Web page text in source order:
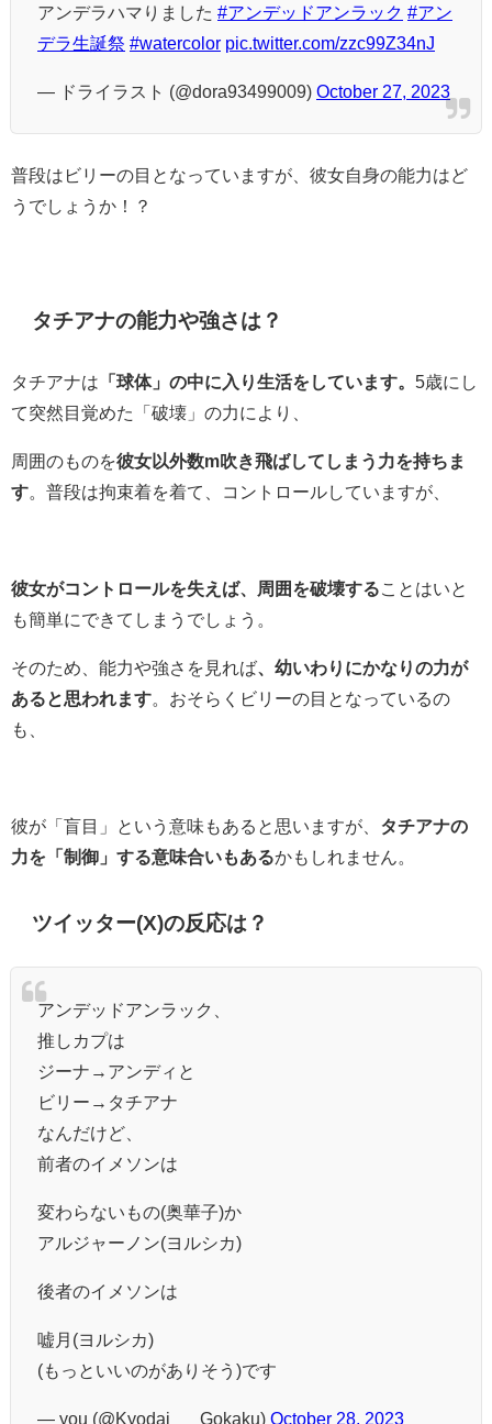
アンデラハマりました #アンデッドアンラック #アン
デラ生誕祭 #watercolor pic.twitter.com/zzc99Z34nJ
— ドライラスト (@dora93499009) October 27, 2023
普段はビリーの目となっていますが、彼女自身の能力はど
うでしょうか！？
タチアナの能力や強さは？
タチアナは 「球体」の中に入り生活をしています。 5歳にし
て突然目覚めた「破壊」の力により、
周囲のものを彼女以外数m吹き飛ばしてしまう力を持ちま
す 。普段は拘束着を着て、コントロールしていますが、
彼女がコントロールを失えば、周囲を破壊する ことはいと
も簡単にできてしまうでしょう。
そのため、能力や強さを見れば 、幼いわりにかなりの力が
あると思われます 。おそらくビリーの目となっているの
も、
彼が「盲目」という意味もあると思いますが、 タチアナの
力を「制御」する意味合いもあるかもしれません。
ツイッター(X)の反応は？
アンデッドアンラック、
推しカプは
ジーナ→アンディと
ビリー→タチアナ
なんだけど、
前者のイメソンは
変わらないもの(奥華子)か
アルジャーノン(ヨルシカ)
後者のイメソンは
嘘月(ヨルシカ)
(もっといいのがありそう)です
— you (@Kyodai___Gokaku) October 28, 2023